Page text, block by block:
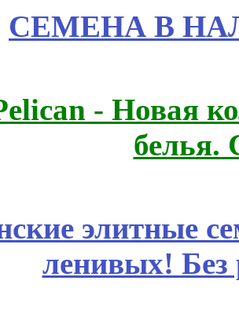
СЕМЕНА В
- Новая
белья.
элитные
ленивых!